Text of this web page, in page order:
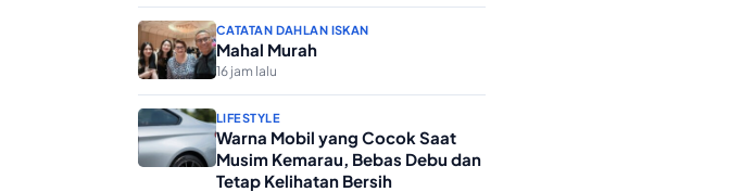
CATATAN DAHLAN ISKAN
Mahal Murah
16 jam lalu
LIFESTYLE
Warna Mobil yang Cocok Saat
Musim Kemarau, Bebas Debu dan
Tetap Kelihatan Bersih